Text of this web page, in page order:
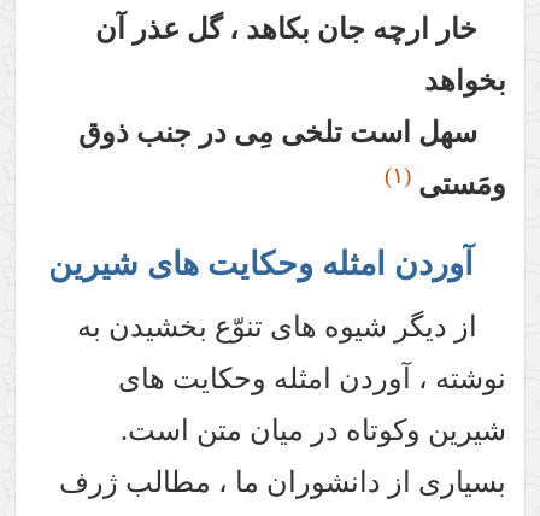
بکاهد ، گل عذر آن
مِی در جنب ذوق
وحکایت های شیرین
های تنوّع بخشیدن به
امثله وحکایت های
در میان متن است.
ما ، مطالب ژرف